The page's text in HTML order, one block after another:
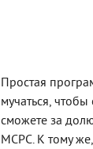
Простая
мучаться,
сможете за
MCPC. К тому